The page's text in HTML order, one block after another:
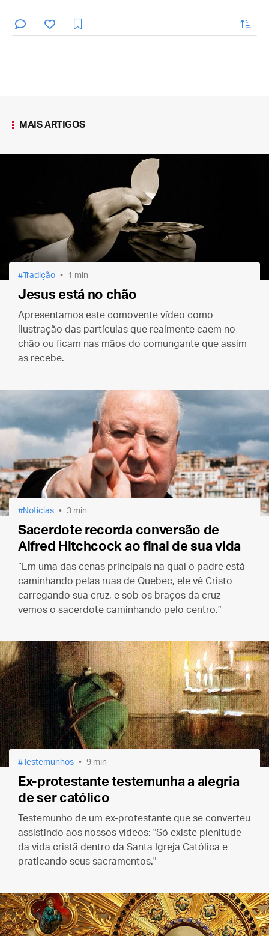
enviar
MAIS ARTIGOS
Tradição 1 min
Jesus está no chão
Apresentamos este comovente vídeo como
ilustração das partículas que realmente caem no
chão ou ficam nas mãos do comungante que assim
as recebe.
Notícias 3 min
Sacerdote recorda conversão de
Alfred Hitchcock ao final de sua vida
“Em uma das cenas principais na qual o padre está
caminhando pelas ruas de Quebec, ele vê Cristo
carregando sua cruz, e sob os braços da cruz
vemos o sacerdote caminhando pelo centro.”
Testemunhos 9 min
Ex-protestante testemunha a alegria
de ser católico
Testemunho de um ex-protestante que se converteu
assistindo aos nossos vídeos: "Só existe plenitude
da vida cristã dentro da Santa Igreja Católica e
praticando seus sacramentos."